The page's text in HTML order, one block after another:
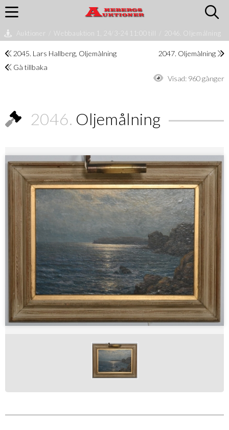
Auktioner Webbauktion 1, 24/3-24 11:00 till 2046. Oljemålning
2045. Lars Hallberg, Oljemålning
2047. Oljemålning
Gå tillbaka
Visad: 960 gånger
2046. Oljemålning